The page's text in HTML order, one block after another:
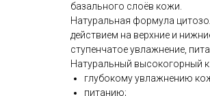
базального слоёв кожи.
Натуральная формула
действием на верхние и
ступенчатое увлажнение,
Натуральный высокогорный
глубокому увлажнению
питанию;